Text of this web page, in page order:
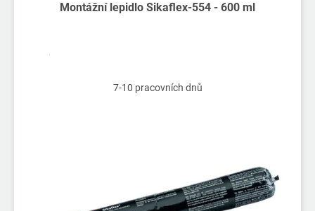
Montážní lepidlo Sikaflex-554 - 600 ml
7-10 pracovních dnů